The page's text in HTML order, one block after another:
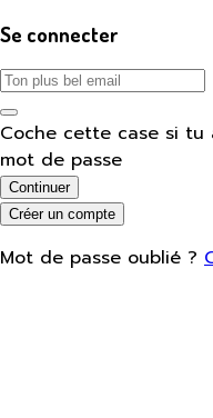
Se connecter
Coche cette case si tu
mot de passe
Continuer
Créer un compte
Mot de passe oublié ?